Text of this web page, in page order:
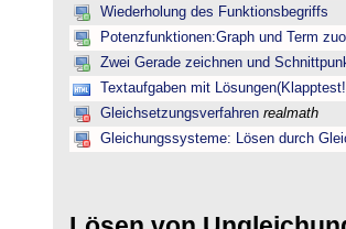
Wiederholung des Funktionsbegriffs
Potenzfunktionen:Graph und Term
Zwei Gerade zeichnen und
Textaufgaben mit
Gleichsetzungsverfahren realmath
Gleichungssysteme: Lösen durch